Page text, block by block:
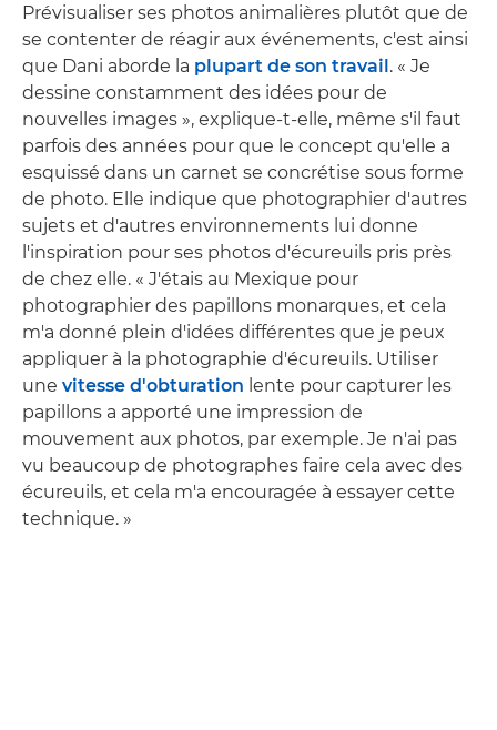
Prévisualiser ses photos animalières plutôt que de
se contenter de réagir aux événements, c'est ainsi
que Dani aborde la plupart de son travail. « Je
dessine constamment des idées pour de
nouvelles images », explique-t-elle, même s'il faut
parfois des années pour que le concept qu'elle a
esquissé dans un carnet se concrétise sous forme
de photo. Elle indique que photographier d'autres
sujets et d'autres environnements lui donne
l'inspiration pour ses photos d'écureuils pris près
de chez elle. « J'étais au Mexique pour
photographier des papillons monarques, et cela
m'a donné plein d'idées différentes que je peux
appliquer à la photographie d'écureuils. Utiliser
une vitesse d'obturation lente pour capturer les
papillons a apporté une impression de
mouvement aux photos, par exemple. Je n'ai pas
vu beaucoup de photographes faire cela avec des
écureuils, et cela m'a encouragée à essayer cette
technique. »